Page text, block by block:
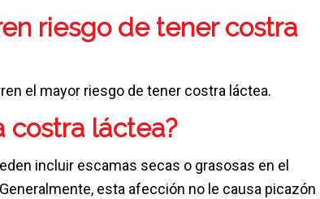
riesgo de tener costra
el mayor riesgo de tener costra láctea.
costra láctea?
incluir escamas secas o grasosas en el
esta afección no le causa picazón